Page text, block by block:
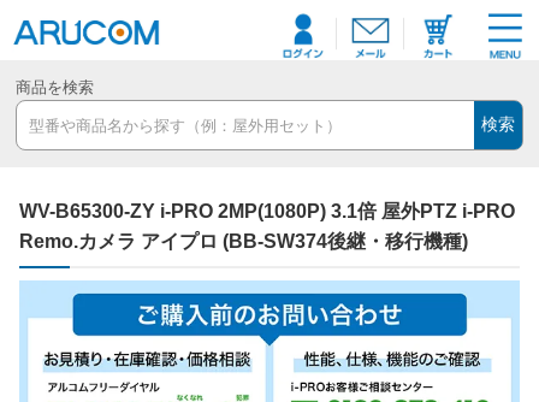
商品を検索
検索
WV-B65300-ZY i-PRO 2MP(1080P) 3.1倍 屋外PTZ i-PRO
Remo.カメラ アイプロ (BB-SW374後継・移行機種)